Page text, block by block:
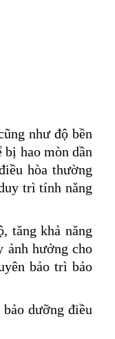
như độ bền
bị hao mòn dần
hòa thường
trì tính năng
tăng khả năng
ảnh hưởng cho
bảo trì bảo
dưỡng điều